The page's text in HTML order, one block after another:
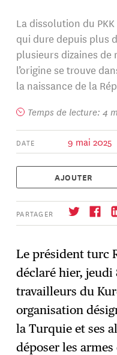
La dissolution du
qui dure depuis plus
plusieurs dizaines
l’origine se trouve
la naissance de la
Temps de lecture: 4
DATE 9 mai 2025
AJOUTER
PARTAGER
→ S'abonner
Le président turc
déclaré hier, jeudi
travailleurs du
organisation
la Turquie et ses
déposer les